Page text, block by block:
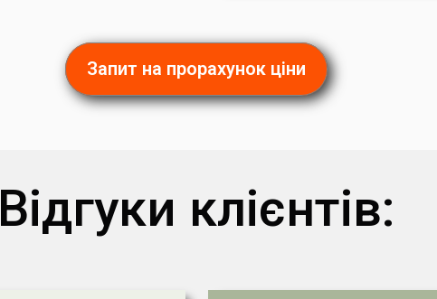
Запит на прорахунок ціни
Відгуки клієнтів: